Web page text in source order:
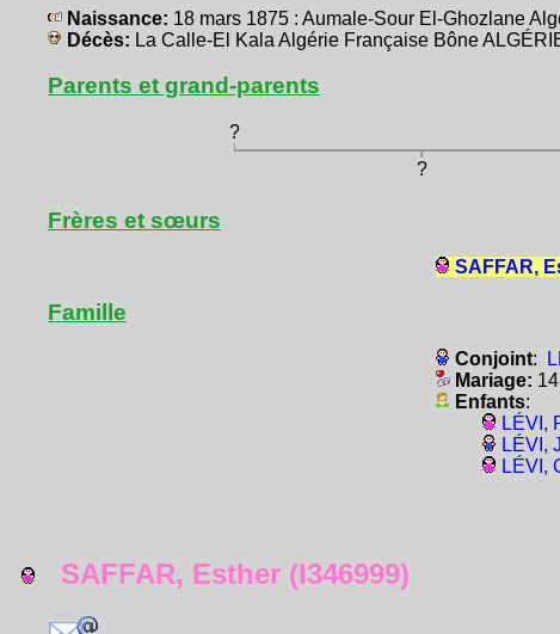
Naissance: 18 mars 1875 : Aumale-Sour El-Ghozlane
Décès: La Calle-El Kala Algérie Française Bône
Parents et grand-parents
?
?
Frères et sœurs
SAFFAR,
Famille
Conjoint:
Mariage:
Enfants:
LÉVI,
LÉVI,
LÉVI,
SAFFAR, Esther (I346999)